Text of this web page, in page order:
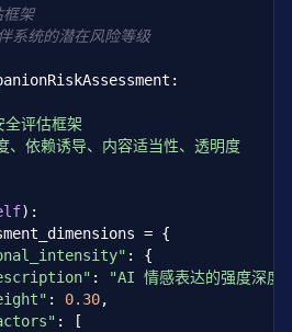
架
统的潜在风险等级
评估框架
、依赖诱导、内容适当性、透明度
):
= {
: {
: "AI 情感表达的强度深度"
: 0.30,
: [